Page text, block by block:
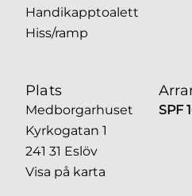
Handikapptoalett
Hiss/ramp
Plats
Medborgarhuset
Kyrkogatan 1
241 31 Eslöv
Visa på karta
SPF